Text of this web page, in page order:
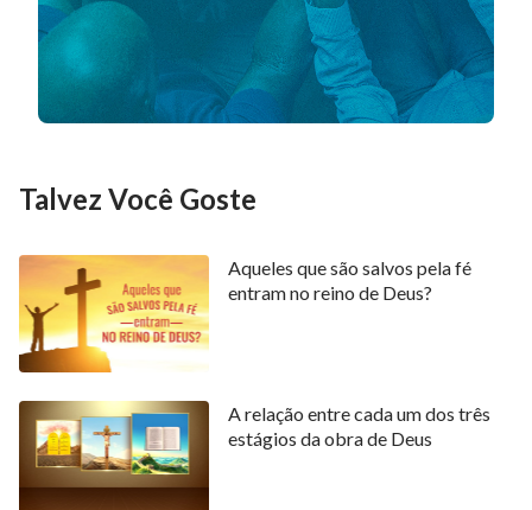
Aqueles que realmente pensam e têm calibre não
serão enganados por heresias e falsos caminhos.
Apenas aqueles que estão confusos e não pensam
podem ser enganados por heresias e falsos caminhos.
Senhor, contanto que dependamos e busquemos
liderança e orientação Dele e seremos capazes de
discernir entre o verdadeiro caminho e falsos
caminhos de acordo com as
seremos enganados pelos falsos caminhos. Ainda
ouvir, ler ou entrar em contato com oevangelho da
volta do Senhor. Obviamente, isso está em completa
oposição à vontade Dele. Eles estão nos impedindo
Talvez Você Goste
Aqueles que são salvos pela fé
entram no reino de Deus?
A relação entre cada um dos três
estágios da obra de Deus